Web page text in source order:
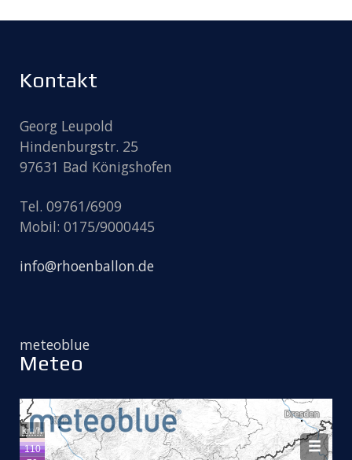
Kontakt
Georg Leupold
Hindenburgstr. 25
97631 Bad Königshofen
Tel. 09761/6909
Mobil: 0175/9000445
info@rhoenballon.de
meteoblue
Meteo